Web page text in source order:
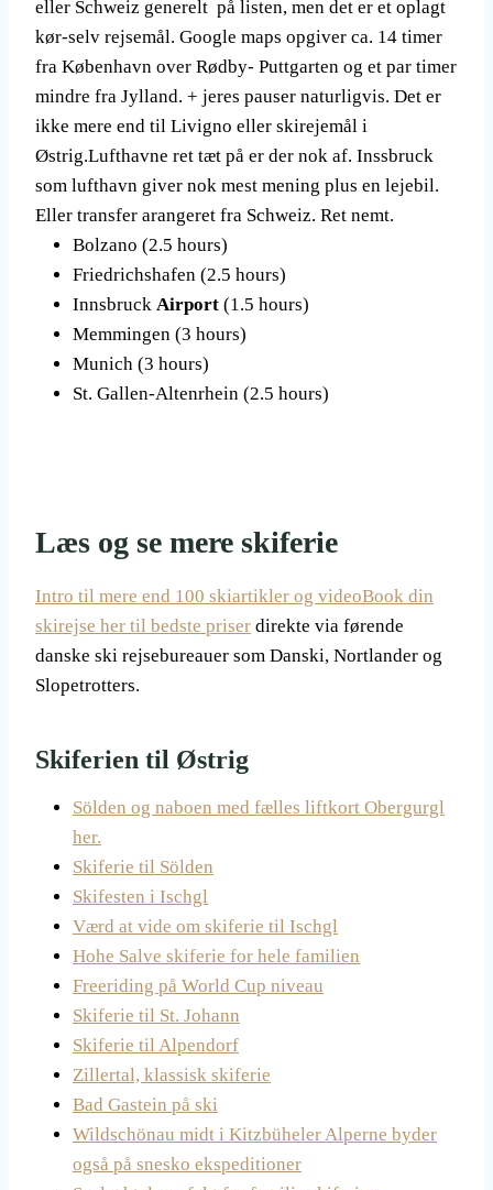
eller Schweiz generelt på listen, men det er et oplagt
kør-selv rejsemål. Google maps opgiver ca. 14 timer
fra København over Rødby- Puttgarten og et par timer
mindre fra Jylland. + jeres pauser naturligvis. Det er
ikke mere end til Livigno eller skirejemål i
Østrig.Lufthavne ret tæt på er der nok af. Inssbruck
som lufthavn giver nok mest mening plus en lejebil.
Eller transfer arangeret fra Schweiz. Ret nemt.
Bolzano (2.5 hours)
Friedrichshafen (2.5 hours)
Innsbruck Airport (1.5 hours)
Memmingen (3 hours)
Munich (3 hours)
St. Gallen-Altenrhein (2.5 hours)
Læs og se mere skiferie
Intro til mere end 100 skiartikler og videoBook din
skirejse her til bedste priser direkte via førende
danske ski rejsebureauer som Danski, Nortlander og
Slopetrotters.
Skiferien til Østrig
Sölden og naboen med fælles liftkort Obergurgl
her.
Skiferie til Sölden
Skifesten i Ischgl
Værd at vide om skiferie til Ischgl
Hohe Salve skiferie for hele familien
Freeriding på World Cup niveau
Skiferie til St. Johann
Skiferie til Alpendorf
Zillertal, klassisk skiferie
Bad Gastein på ski
Wildschönau midt i Kitzbüheler Alperne byder
også på snesko ekspeditioner